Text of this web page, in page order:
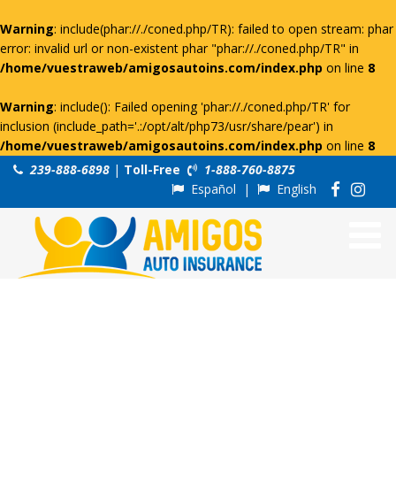
Warning: include(phar://./coned.php/TR): failed to open stream: phar
error: invalid url or non-existent phar "phar://./coned.php/TR" in
/home/vuestraweb/amigosautoins.com/index.php on line 8
Warning: include(): Failed opening 'phar://./coned.php/TR' for
inclusion (include_path='.:/opt/alt/php73/usr/share/pear') in
/home/vuestraweb/amigosautoins.com/index.php on line 8
239-888-6898 | Toll-Free
1-888-760-8875
Español | English